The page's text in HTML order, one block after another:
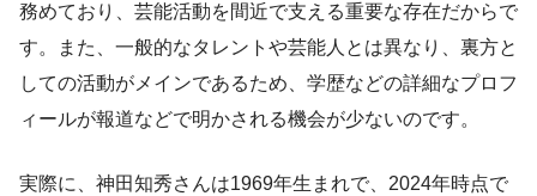
務めており、芸能活動を間近で支える重要な存在だからで
す。また、一般的なタレントや芸能人とは異なり、裏方と
しての活動がメインであるため、学歴などの詳細なプロフ
ィールが報道などで明かされる機会が少ないのです。
実際に、神田知秀さんは1969年生まれで、2024年時点で